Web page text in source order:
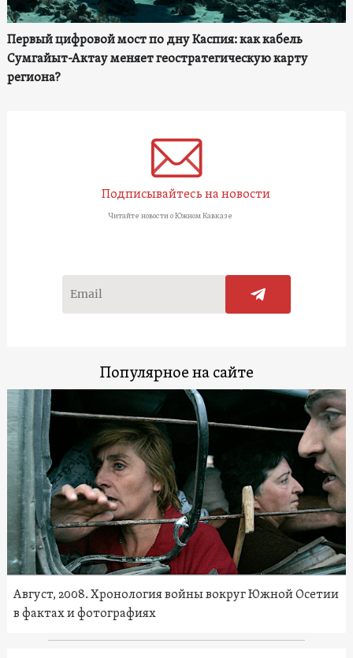
Первый цифровой мост по дну Каспия: как кабель
Сумгайыт-Актау меняет геостратегическую карту
региона?
Подписывайтесь на новости
Читайте новости о Южном Кавказе
Популярное на сайте
Август, 2008. Хронология войны вокруг Южной Осетии
в фактах и фотографиях